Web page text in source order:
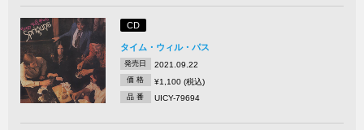
CD
タイム・ウィル・パス
発売日 2021.09.22
価 格 ¥1,100 (税込)
品 番 UICY-79694